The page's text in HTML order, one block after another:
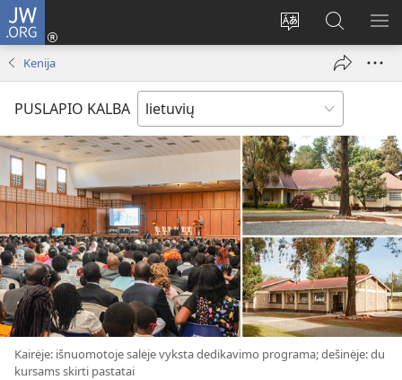
JW.ORG
Pakeisti
svetainės
Prisijungti
(atsiveria Paieška
svetainėje
JW.ORG
Kenija
PUSLAPIO KALBA
Kairėje: išnuomotoje salėje vyksta dedikavimo programa; dešinėje: du
kursams skirti pastatai